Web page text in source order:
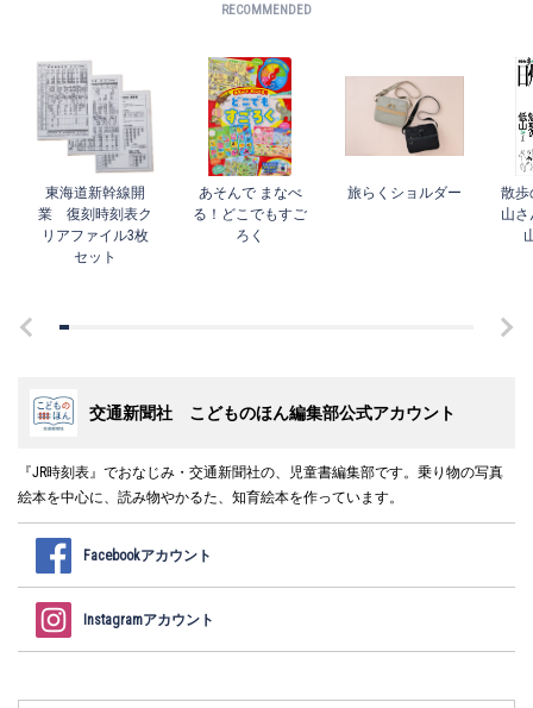
RECOMMENDED
東海道新幹線開
業 復刻時刻表ク
リアファイル3枚
セット
あそんで まなべ
る！どこでもすご
ろく
旅らくショルダー
散歩
山さ
交通新聞社 こどものほん編集部公式アカウント
『JR時刻表』でおなじみ・交通新聞社の、児童書編集部です。乗り物の写真
絵本を中心に、読み物やかるた、知育絵本を作っています。
Facebookアカウント
Instagramアカウント